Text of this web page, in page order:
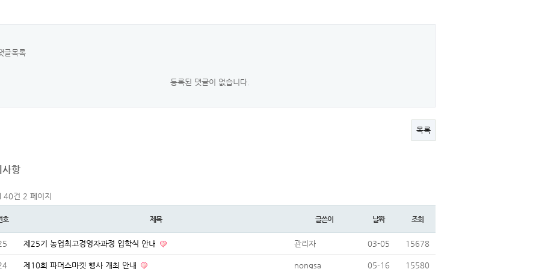
글목록
등록된 댓글이 없습니다.
목록
사항
40건 2 페이지
호 제목 글쓴이 날짜 조회
제25기 농업최고경영자과정 입학식 안내 관리자 03-05 15678
제10회 파머스마켓 행사 개최 안내 nongsa 05-16 15580